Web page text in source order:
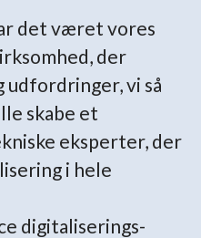
det været vores
der
udfordringer, vi så
skabe et
eksperter, der
i hele
digitaliserings-